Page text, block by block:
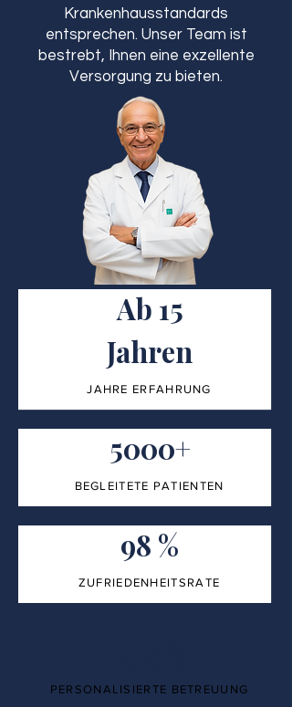
Krankenhausstandards
entsprechen. Unser Team ist
bestrebt, Ihnen eine exzellente
Versorgung zu bieten.
Ab 15
Jahren
JAHRE ERFAHRUNG
5000+
BEGLEITETE PATIENTEN
98 %
ZUFRIEDENHEITSRATE
PERSONALISIERTE BETREUUNG